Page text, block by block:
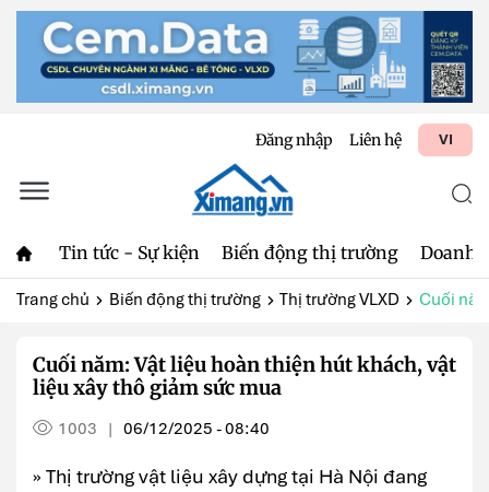
Đăng nhập Liên hệ VI
Tin tức - Sự kiện Biến động thị trường Doanh
Trang chủ Biến động thị trường Thị trường VLXD Cuối
Cuối năm: Vật liệu hoàn thiện hút khách, vật
liệu xây thô giảm sức mua
1003 | 06/12/2025 - 08:40
» Thị trường vật liệu xây dựng tại Hà Nội đang